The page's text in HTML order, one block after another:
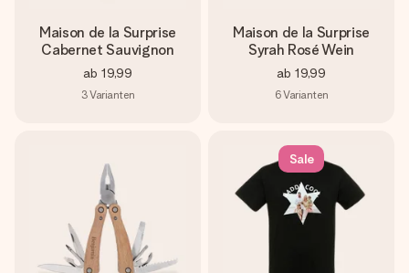
Maison de la Surprise
Cabernet Sauvignon
ab 19,99
3Varianten
Maison de la Surprise
Syrah Rosé Wein
ab 19,99
6Varianten
Sale